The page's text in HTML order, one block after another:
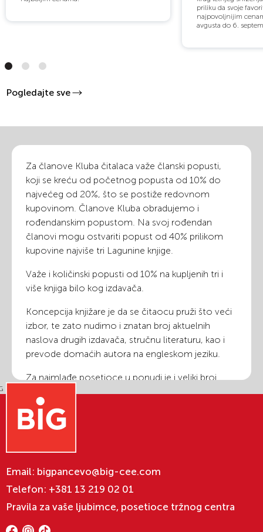
priliku da svoje
najpovoljnijim
avgusta do 6.
Pogledajte sve
Za članove Kluba čitalaca važe članski popusti,
koji se kreću od početnog popusta od 10% do
najvećeg od 20%, što se postiže redovnom
kupovinom. Članove Kluba obradujemo i
rođendanskim popustom. Na svoj rođendan
članovi mogu ostvariti popust od 40% prilikom
kupovine najviše tri Lagunine knjige.
Važe i količinski popusti od 10% na kupljenih tri i
više knjiga bilo kog izdavača.
Koncepcija knjižare je da se čitaocu pruži što veći
izbor, te zato nudimo i znatan broj aktuelnih
naslova drugih izdavača, stručnu literaturu, kao i
prevode domaćih autora na engleskom jeziku.
Za najmlađe posetioce u ponudi je i veliki broj
edukativnih igara i plišanih igračaka.
Naša knjižara se izdvaja po bogatom izboru
kartolerije i originalnog uvoznog gift programa
inspiraciju pri izboru poklona i pružiti osećaj
zadovoljstva prilikom kupovine.
Email: bigpancevo@big-cee.com
Telefon: +381 13 219 02 01
Pravila za vaše ljubimce, posetioce tržnog centra